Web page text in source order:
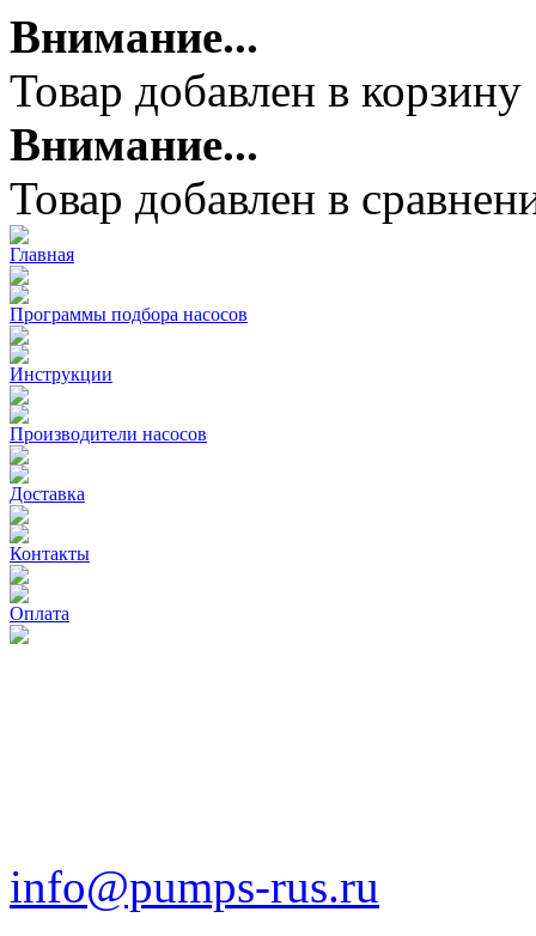
Внимание...
Товар добавлен в корзину
Внимание...
Товар добавлен в
Главная
Программы подбора насосов
Инструкции
Производители насосов
Доставка
Контакты
Оплата
info@pumps-rus.ru